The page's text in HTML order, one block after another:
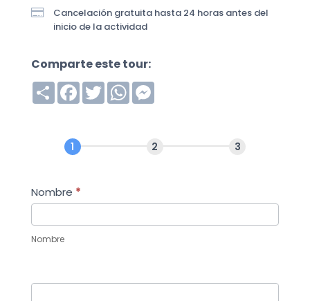

Cancelación gratuita hasta 24 horas antes del
inicio de la actividad
Comparte este tour:
S
h
a
F
a
c
o
o
T
w
e
W
h
a
A
M
n
g
Nombre *
Nombre